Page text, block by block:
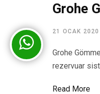
Grohe
21 OCAK 2020
Grohe
rezervuar
Read More